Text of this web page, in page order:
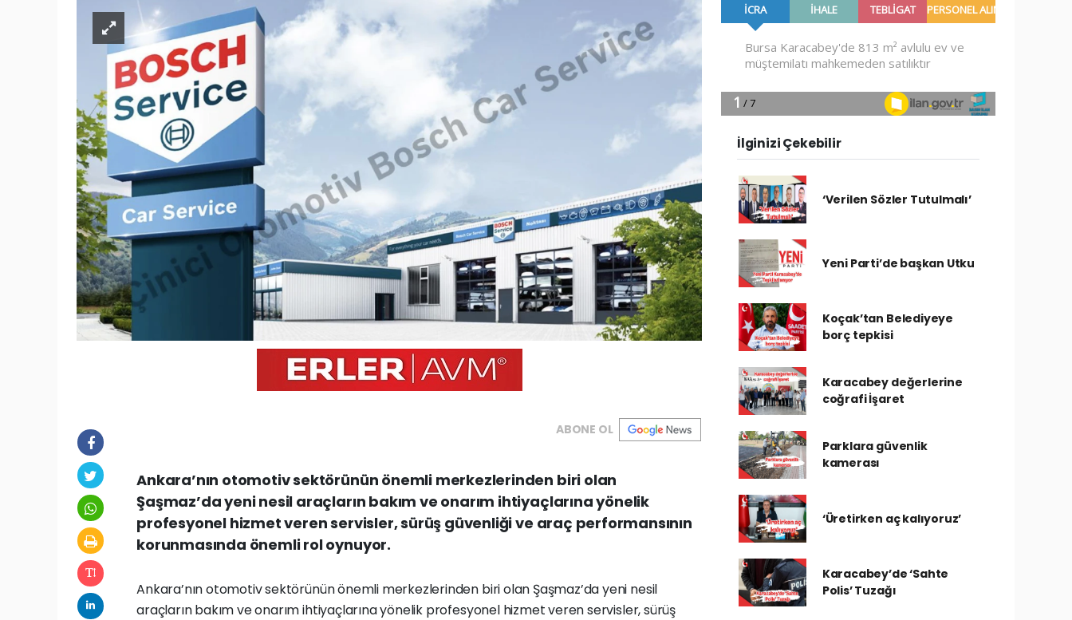
ABONE OL
Ankara’nın otomotiv sektörünün önemli merkezlerinden biri olan
Şaşmaz’da yeni nesil araçların bakım ve onarım ihtiyaçlarına yönelik
profesyonel hizmet veren servisler, sürüş güvenliği ve araç performansının
korunmasında önemli rol oynuyor.
Ankara’nın otomotiv sektörünün önemli merkezlerinden biri olan Şaşmaz’da yeni nesil
araçların bakım ve onarım ihtiyaçlarına yönelik profesyonel hizmet veren servisler, sürüş
İlginizi Çekebilir
‘Verilen Sözler Tutulmalı’
Yeni Parti’de başkan Utku
Koçak’tan Belediyeye
borç tepkisi
Karacabey değerlerine
coğrafi İşaret
Parklara güvenlik
kamerası
‘Üretirken aç kalıyoruz’
Karacabey’de ‘Sahte
Polis’ Tuzağı